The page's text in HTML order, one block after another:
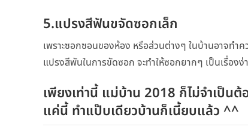
5.แปรงสีฟันขจัดซอกเล็ก
เพราะซอกซอนของห้อง หรือส่วนต่างๆ ในบ้านอาจทำ
แปรงสีพันในการขัดซอก จะทำให้ซอกยากๆ เป็นเรื่องง่
เพียงเท่านี้ แม่บ้าน 2018 ก็ไม่จำเป็นต้
แค่นี้ ทำแป๊บเดียวบ้านก็เนี้ยบแล้ว ^^